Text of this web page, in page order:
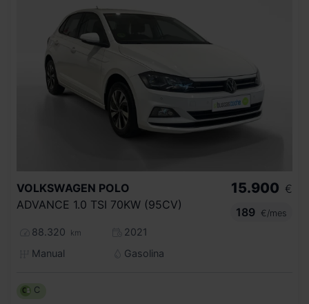
VOLKSWAGEN POLO
ADVANCE 1.0 TSI 70KW (95CV)
88.320 km
2021
Manual
Gasolina
15.900 €
189
€/mes
C